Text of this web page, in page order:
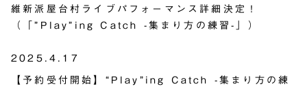
維新派屋台村ライブパフォーマンス詳細決定！
（「”Play”ing Catch -集まり方の練習-」）
2025.4.17
【予約受付開始】“Play”ing Catch -集まり方の練